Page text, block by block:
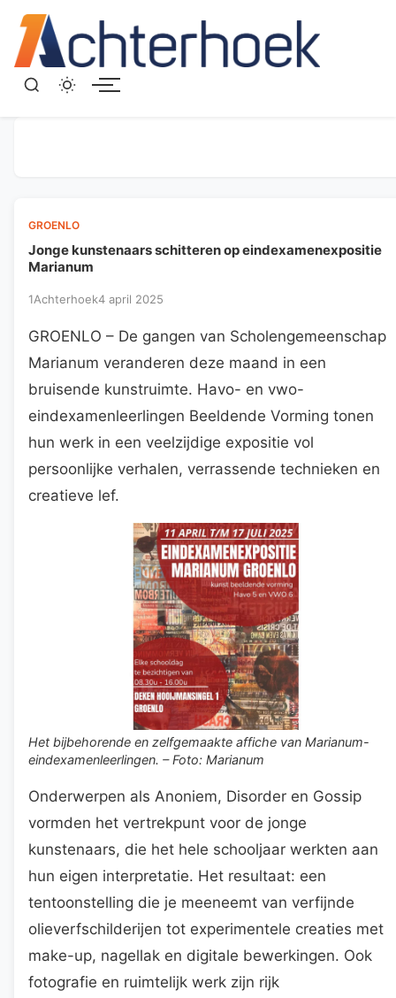
GROENLO
Jonge kunstenaars schitteren op eindexamenexpositie
Marianum
1Achterhoek4 april 2025
GROENLO – De gangen van Scholengemeenschap
Marianum veranderen deze maand in een
bruisende kunstruimte. Havo- en vwo-
eindexamenleerlingen Beeldende Vorming tonen
hun werk in een veelzijdige expositie vol
persoonlijke verhalen, verrassende technieken en
creatieve lef.
Het bijbehorende en zelfgemaakte affiche van Marianum-
eindexamenleerlingen. – Foto: Marianum
Onderwerpen als Anoniem, Disorder en Gossip
vormden het vertrekpunt voor de jonge
kunstenaars, die het hele schooljaar werkten aan
hun eigen interpretatie. Het resultaat: een
tentoonstelling die je meeneemt van verfijnde
olieverfschilderijen tot experimentele creaties met
make-up, nagellak en digitale bewerkingen. Ook
fotografie en ruimtelijk werk zijn rijk